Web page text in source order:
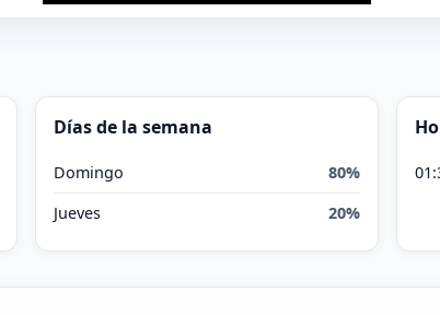
Días de la semana
Domingo
80%
Jueves
20%